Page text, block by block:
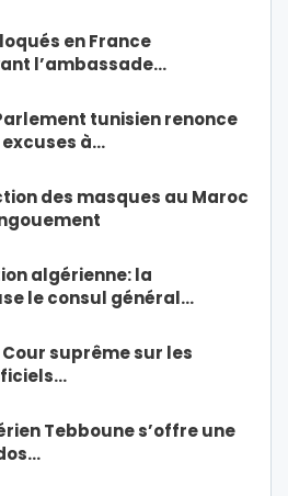
en France
l’ambassade…
tunisien renonce
à…
des masques au Maroc
algérienne: la
le consul général…
suprême sur les
Tebboune s’offre une